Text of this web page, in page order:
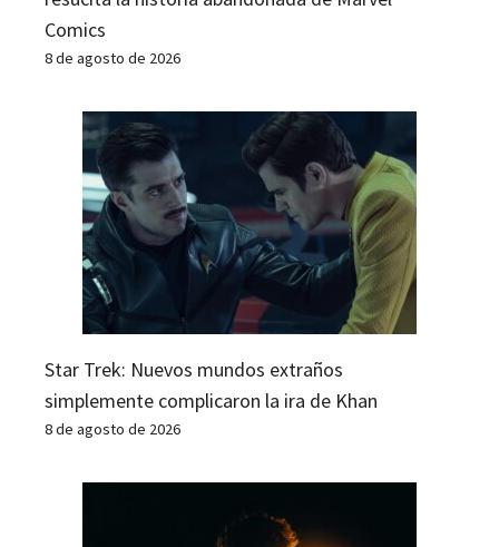
Comics
8 de agosto de 2026
Star Trek: Nuevos mundos extraños
simplemente complicaron la ira de Khan
8 de agosto de 2026